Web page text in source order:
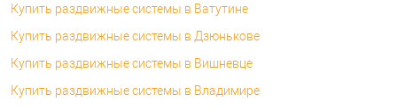
Купить раздвижные системы в Ватутине
Купить раздвижные системы в Дзюнькове
Купить раздвижные системы в Вишневце
Купить раздвижные системы в Владимире